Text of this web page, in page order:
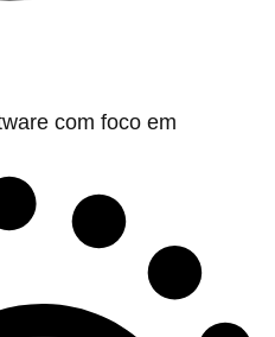
com foco em